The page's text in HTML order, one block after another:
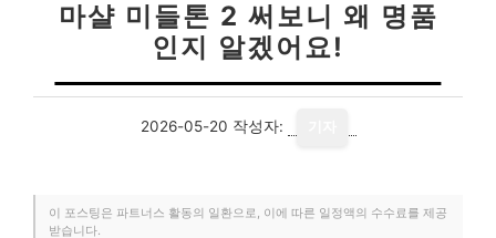
마샬 미들톤 2 써보니 왜 명품
인지 알겠어요!
2026-05-20 작성자:
이 포스팅은 파트너스 활동의 일환으로, 이에 따른 일정액의 수수료를 제공
받습니다.